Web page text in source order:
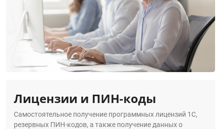
Лицензии и ПИН-коды
Самостоятельное получение программных лицензий 1С,
резервных ПИН-кодов, а также получение данных о